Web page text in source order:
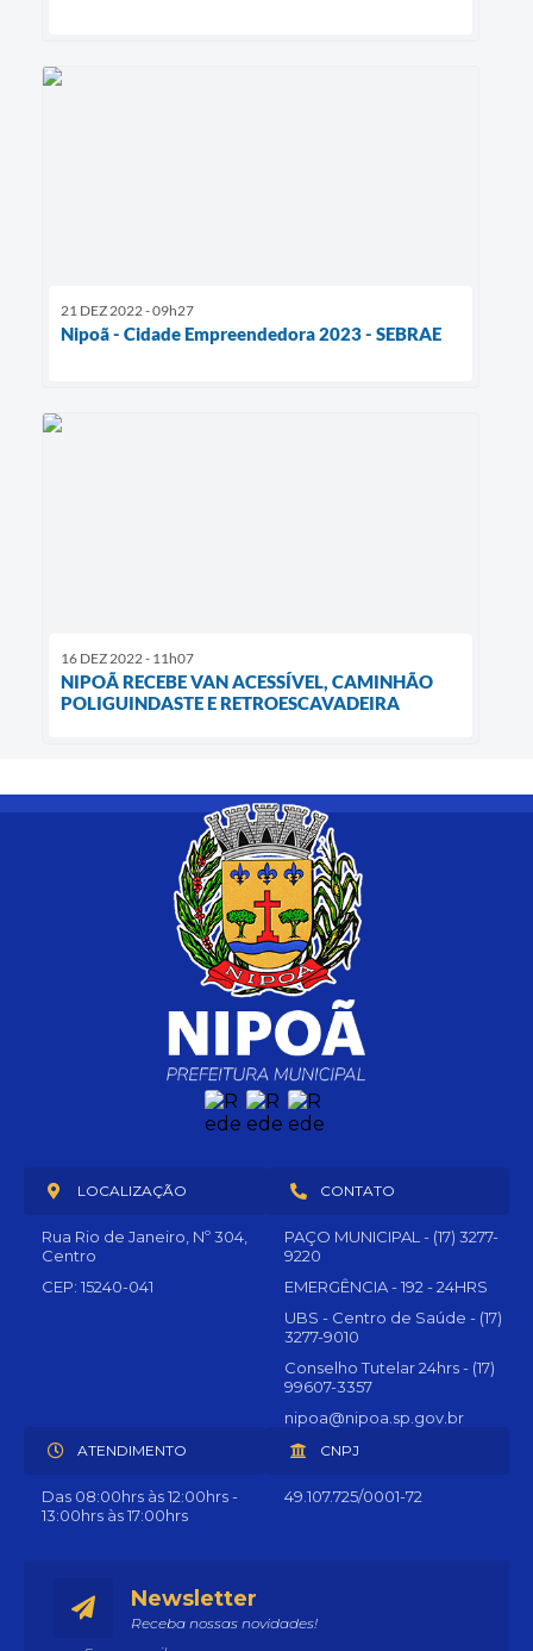
21 DEZ 2022 - 09h27
Nipoã - Cidade Empreendedora 2023 - SEBRAE
16 DEZ 2022 - 11h07
NIPOÃ RECEBE VAN ACESSÍVEL, CAMINHÃO
POLIGUINDASTE E RETROESCAVADEIRA
LOCALIZAÇÃO
Rua Rio de Janeiro, Nº 304,
Centro
CEP: 15240-041
CONTATO
PAÇO MUNICIPAL - (17) 3277-
9220
EMERGÊNCIA - 192 - 24HRS
UBS - Centro de Saúde - (17)
3277-9010
Conselho Tutelar 24hrs - (17)
99607-3357
nipoa@nipoa.sp.gov.br
ATENDIMENTO
Das 08:00hrs às 12:00hrs -
13:00hrs às 17:00hrs
CNPJ
49.107.725/0001-72
Newsletter
Receba nossas novidades!